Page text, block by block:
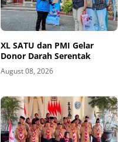
XL SATU dan PMI Gelar
Donor Darah Serentak
August 08, 2026